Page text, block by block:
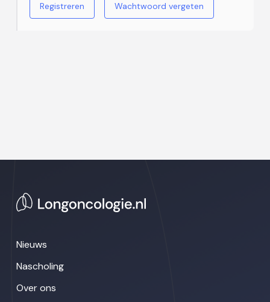
Registreren Wachtwoord vergeten
Nieuws
Nascholing
Over ons